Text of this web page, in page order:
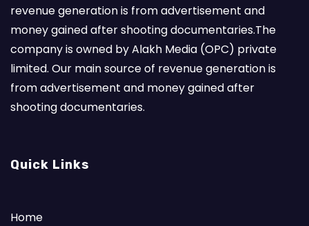
revenue generation is from advertisement and
money gained after shooting documentaries.The
company is owned by Alakh Media (OPC) private
limited. Our main source of revenue generation is
from advertisement and money gained after
shooting documentaries.
Quick Links
Home